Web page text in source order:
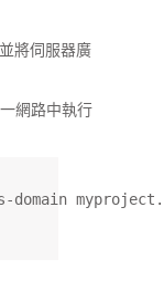
並將伺服器廣
網路中執行
domain